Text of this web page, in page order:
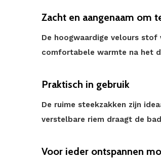
Zacht en aangenaam om
De hoogwaardige velours
comfortabele warmte na het
Praktisch in gebruik
De ruime steekzakken zijn
verstelbare riem draagt de
Voor ieder ontspannen